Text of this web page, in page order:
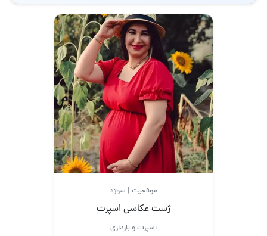
موقعیت | سوژه
ژست عکاسی اسپرت
اسپرت و بارداری